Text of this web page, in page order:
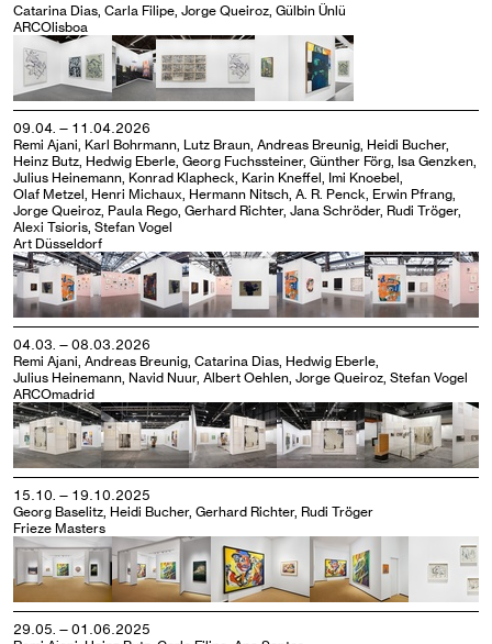
Catarina Dias, Carla Filipe, Jorge Queiroz, Gülbin Ünlü
ARCOlisboa
09.04. — 11.04.2026
Remi Ajani, Karl Bohrmann, Lutz Braun, Andreas Breunig, Heidi Bucher,
Heinz Butz, Hedwig Eberle, Georg Fuchssteiner, Günther Förg, Isa Genzken,
Julius Heinemann, Konrad Klapheck, Karin Kneffel, Imi Knoebel,
Olaf Metzel, Henri Michaux, Hermann Nitsch, A. R. Penck, Erwin Pfrang,
Jorge Queiroz, Paula Rego, Gerhard Richter, Jana Schröder, Rudi Tröger,
Alexi Tsioris, Stefan Vogel
Art Düsseldorf
04.03. — 08.03.2026
Remi Ajani, Andreas Breunig, Catarina Dias, Hedwig Eberle,
Julius Heinemann, Navid Nuur, Albert Oehlen, Jorge Queiroz, Stefan Vogel
ARCOmadrid
15.10. — 19.10.2025
Georg Baselitz, Heidi Bucher, Gerhard Richter, Rudi Tröger
Frieze Masters
29.05. — 01.06.2025